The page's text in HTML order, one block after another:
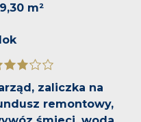
m²
zaliczka na
remontowy,